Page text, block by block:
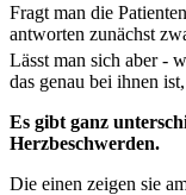
Fragt man die
antworten zunächst
Lässt man sich aber -
das genau bei ihnen
Es gibt ganz
Herzbeschwerden.
Die einen zeigen sie